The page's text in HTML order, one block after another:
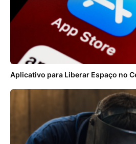
Aplicativo para Liberar Espaço no